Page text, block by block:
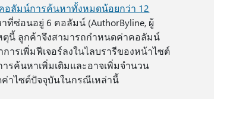
อลัมน์การค้นหาทั้งหมดน้อยกว่า 12
ซ่อนอยู่ 6 คอลัมน์ (AuthorByline, ผู้
หตุนี้ ลูกค้าจึงสามารถกําหนดค่าคอลัมน์
ารเพิ่มฟีเจอร์ลงในไลบรารีของหน้าไซต์
รค้นหาเพิ่มเติมและอาจเพิ่มจํานวน
าไซต์ปัจจุบันในกรณีเหล่านี้